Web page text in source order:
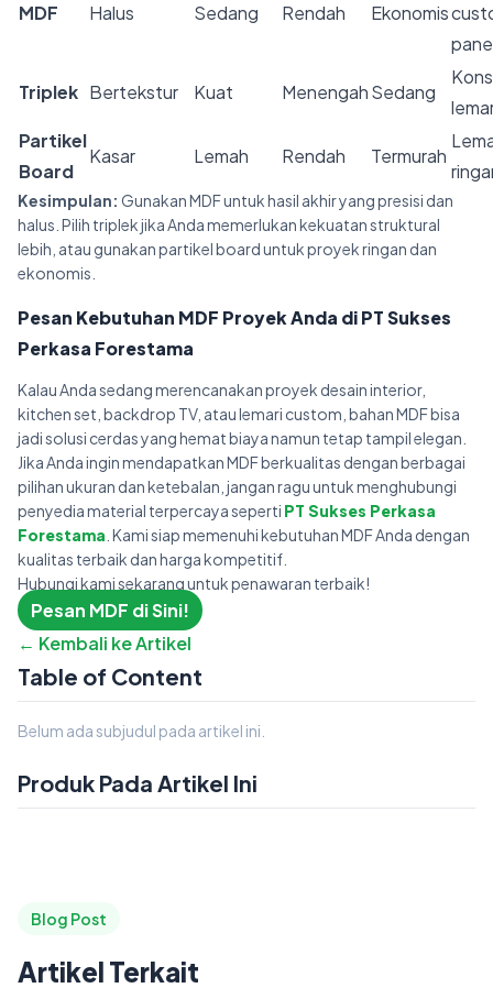
MDF Halus Sedang Rendah Ekonomis
Triplek Bertekstur Kuat MenengahSedang
Partikel
Board
Kasar Lemah Rendah Termurah
Kesimpulan: Gunakan MDF untuk hasil akhir yang presisi dan
halus. Pilih triplek jika Anda memerlukan kekuatan struktural
lebih, atau gunakan partikel board untuk proyek ringan dan
ekonomis.
Pesan Kebutuhan MDF Proyek Anda di PT Sukses
Perkasa Forestama
Kalau Anda sedang merencanakan proyek desain interior,
kitchen set, backdrop TV, atau lemari custom, bahan MDF bisa
jadi solusi cerdas yang hemat biaya namun tetap tampil elegan.
Jika Anda ingin mendapatkan MDF berkualitas dengan berbagai
pilihan ukuran dan ketebalan, jangan ragu untuk menghubungi
penyedia material terpercaya seperti PT Sukses Perkasa
Forestama . Kami siap memenuhi kebutuhan MDF Anda dengan
kualitas terbaik dan harga kompetitif.
Hubungi kami sekarang untuk penawaran terbaik!
Pesan MDF di Sini!
← Kembali ke Artikel
Table of Content
Belum ada subjudul pada artikel ini.
Produk Pada Artikel Ini
Blog Post
Artikel Terkait